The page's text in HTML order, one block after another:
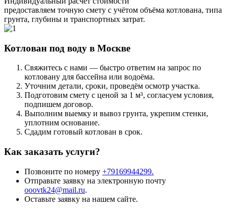
предоставляем точную смету с учётом объёма котлована, типа
грунта, глубины и транспортных затрат.
Котлован под воду в Москве
Свяжитесь с нами — быстро ответим на запрос по
котловану для бассейна или водоёма.
Уточним детали, сроки, проведём осмотр участка.
Подготовим смету с ценой за 1 м³, согласуем условия,
подпишем договор.
Выполним выемку и вывоз грунта, укрепим стенки,
уплотним основание.
Сдадим готовый котлован в срок.
Как заказать услуги?
Позвоните по номеру +79169944299.
Отправьте заявку на электронную почту
ooovtk24@mail.ru.
Оставьте заявку на нашем сайте.